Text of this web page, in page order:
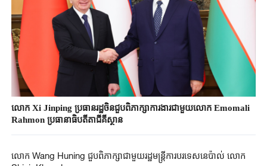
លោក Xi Jinping ប្រធានរដ្ឋចិនជួបពិភាក្សាការងារជាមួយលោក Emomali
Rahmon ប្រធានាធិបតីតាជីគីស្ថាន
លោក Wang Huning ជួបពិភាក្សាជាមួយរដ្ឋមន្ត្រីការបរទេសនេប៉ាល់ លោក